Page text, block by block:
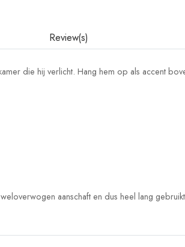
Review(s)
die hij verlicht. Hang hem op als accent
aanschaft en dus heel lang